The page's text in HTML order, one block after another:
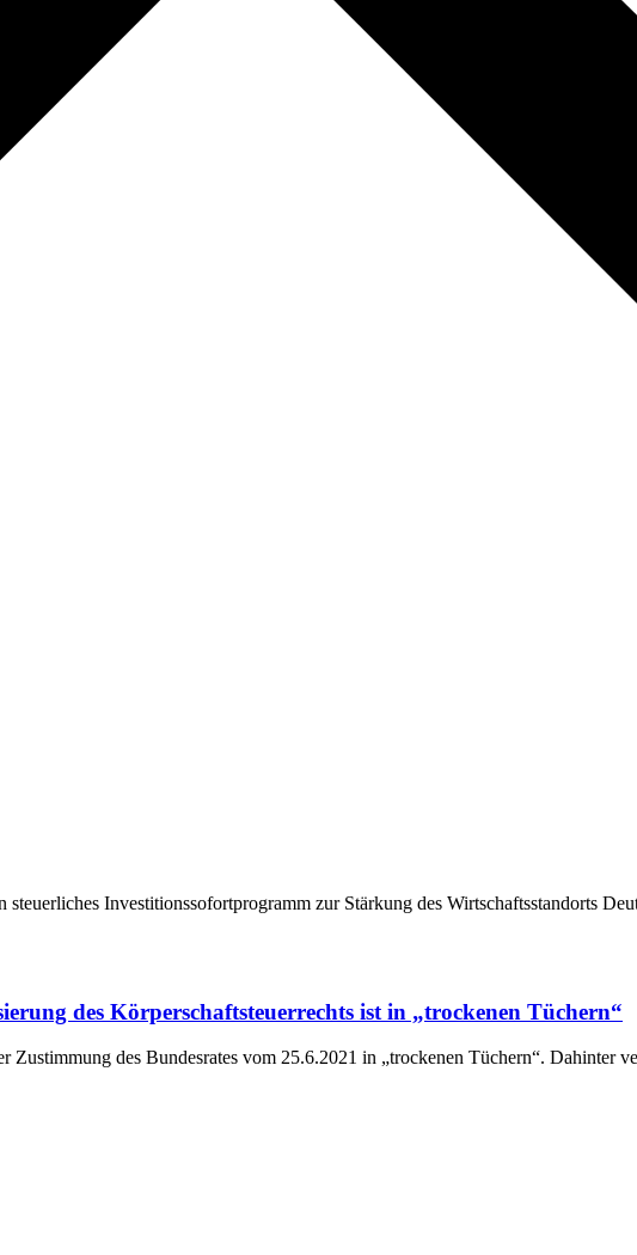
Investitionssofortprogramm zur Stärkung des Wirtschaftsstandorts
des Körperschaftsteuerrechts ist in „trockenen Tüchern“
Zustimmung des Bundesrates vom 25.6.2021 in „trockenen Tüchern“. Dahinter